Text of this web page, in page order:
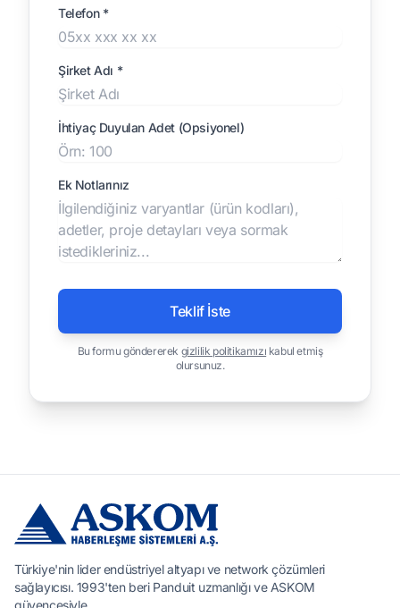
Telefon *
Şirket Adı *
İhtiyaç Duyulan Adet (Opsiyonel)
Ek Notlarınız
Teklif İste
Bu formu göndererek gizlilik politikamızı kabul etmiş
olursunuz.
Türkiye'nin lider endüstriyel altyapı ve network çözümleri
sağlayıcısı. 1993'ten beri Panduit uzmanlığı ve ASKOM
güvencesiyle.